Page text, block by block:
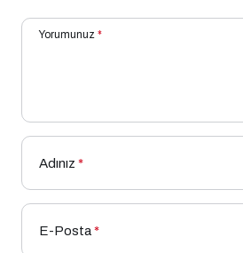
Yorumunuz *
Adınız *
E-Posta*